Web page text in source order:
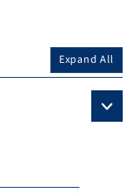
Expand All